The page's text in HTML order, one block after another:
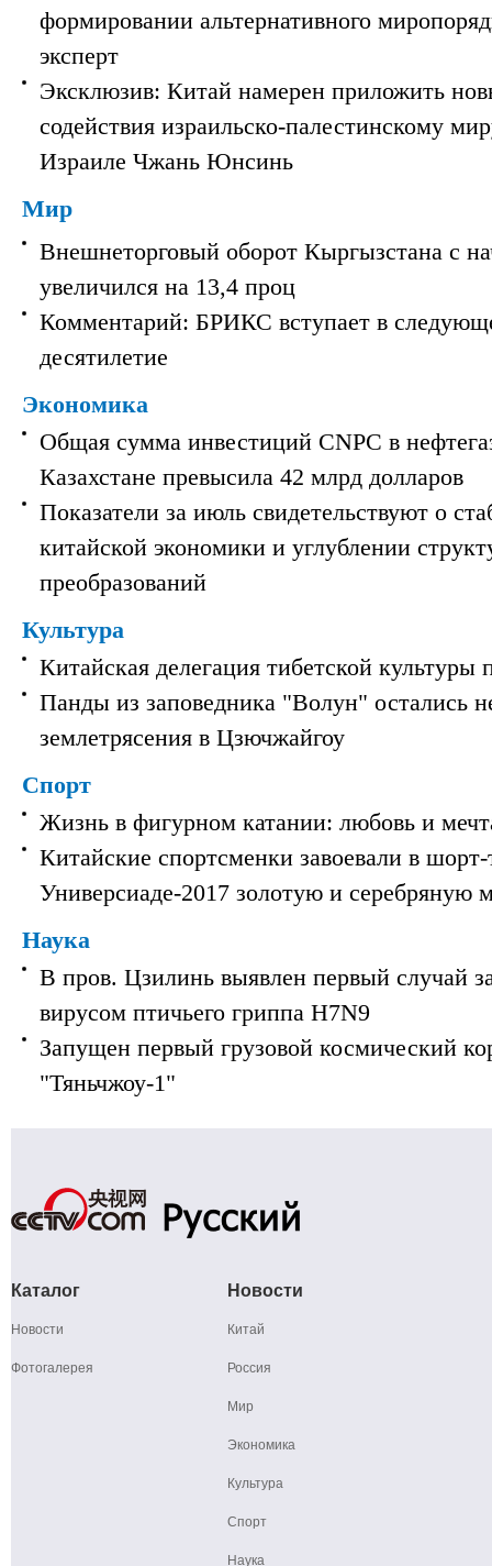
формировании альтернативного
эксперт
Эксклюзив: Китай намерен приложить
содействия израильско-палестинскому
Израиле Чжань Юнсинь
Мир
Внешнеторговый оборот Кыргызстана с
увеличился на 13,4 проц
Комментарий: БРИКС вступает в
десятилетие
Экономика
Общая сумма инвестиций CNPC в
Казахстане превысила 42 млрд долларов
Показатели за июль свидетельствуют о
китайской экономики и углублении
преобразований
Культура
Китайская делегация тибетской культуры
Панды из заповедника "Волун" остались
землетрясения в Цзючжайгоу
Спорт
Жизнь в фигурном катании: любовь и
Китайские спортсменки завоевали в шорт-
Универсиаде-2017 золотую и серебряную
Наука
В пров. Цзилинь выявлен первый случай
вирусом птичьего гриппа H7N9
Запущен первый грузовой космический
"Тяньчжоу-1"
Каталог
Новости
Фотогалерея
Новости
Китай
Россия
Мир
Экономика
Культура
Спорт
Наука